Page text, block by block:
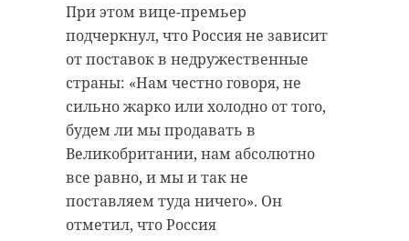
При этом вице-премьер
подчеркнул, что Россия не зависит
от поставок в недружественные
страны: «Нам честно говоря, не
сильно жарко или холодно от того,
будем ли мы продавать в
Великобритании, нам абсолютно
все равно, и мы и так не
поставляем туда ничего». Он
отметил, что Россия
В целях безопасности из охранной
зоны были экстренно
эвакуированы более 600 человек.
Для размещения граждан
организованы два пункта
временного пребывания (ПВП).
Основной ПВП развернут в Доме
культуры деревни Пеники —
откровенной встрече
с мировыми
информагентствами,
ясно транслировал
честность и
уверенность позиций
нашей страны",
- рассказал Сергей
Перминов.